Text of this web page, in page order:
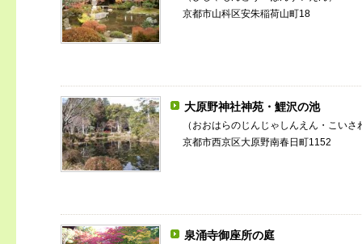
京都市山科区安朱稲荷山町18
大原野神社神苑・鯉沢の池
（おおはらのじんじゃしんえん・こいさ
京都市西京区大原野南春日町1152
泉涌寺御座所の庭